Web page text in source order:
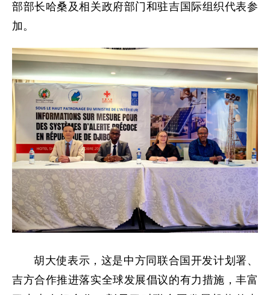
部部长哈桑及相关政府部门和驻吉国际组织代表参
加。
胡大使表示，这是中方同联合国开发计划署、
吉方合作推进落实全球发展倡议的有力措施，丰富